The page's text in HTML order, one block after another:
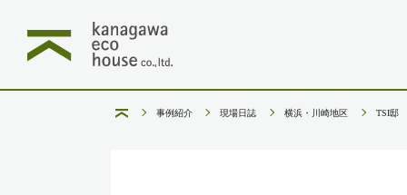
事例紹介 現場日誌 横浜・川崎地区 TSI邸